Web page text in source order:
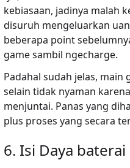
kebiasaan, jadinya malah
disuruh mengeluarkan
beberapa point
game sambil ngecharge.
Padahal sudah jelas,
selain tidak nyaman
menjuntai. Panas yang
plus proses yang secara
6. Isi Daya